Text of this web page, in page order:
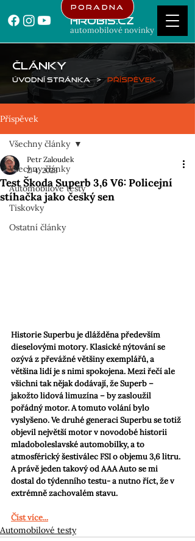
Hrubis.cz
automobilové novinky
Poradna
ČLÁNKY
Úvodní stránka > Příspěvek
Příspěvek
Všechny články
Automobilové testy
Tiskovky
Ostatní články
Všechny články
Test Škoda Superb 3,6 V6: Policejní
stíhačka jako český sen
Petr Zaloudek
2. 4. 2023
Historie Superbu je dlážděna především
dieselovými motory. Klasické nýtování se
ozývá z převážné většiny exemplářů, a
většina lidí je s nimi spokojena. Mezi řečí ale
všichni tak nějak dodávají, že Superb –
jakožto lidová limuzína – by zasloužil
pořádný motor. A tomuto volání bylo
vyslyšeno. Ve druhé generaci Superbu se totiž
objevil největší motor v novodobé historii
mladoboleslavské automobilky, a to
atmosférický šestiválec FSI o objemu 3,6 litru.
A právě jeden takový od AAA Auto se mi
dostal do týdenního testu- a nutno říct, že v
extrémně zachovalém stavu.
Číst více...
Automobilové testy